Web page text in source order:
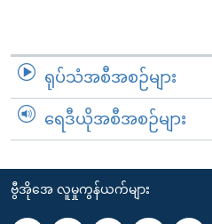
ရုပ်သံအစီအစဉ်များ
ရေဒီယိုအစီအစဉ်များ
ဗွီအိုအေ လူမှုကွန်ယက်များ